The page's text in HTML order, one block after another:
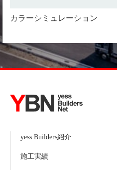
カラーシミュレーション
yess Builders紹介
施工実績